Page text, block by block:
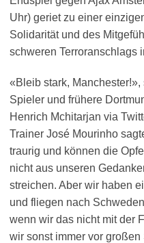
Uhr) geriet zu einer
Solidarität und des
schweren Terroranschlags
«Bleib stark,
Spieler und frühere
Henrich Mchitarjan via
Trainer José Mourinho
traurig und können die
nicht aus unseren
streichen. Aber wir haben
und fliegen nach
wenn wir das nicht mit der
wir sonst immer vor